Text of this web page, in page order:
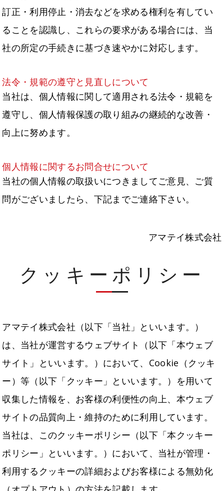
訂正・利用停止・消去などを求める権利を有してい
ることを認識し、これらの要求がある場合には、当
社の所定の手続きに基づき速やかに対応します。
法令・規範の遵守と見直しについて
当社は、個人情報に関して適用される法令・規範を
遵守し、個人情報保護の取り組みの継続的な改善・
向上に努めます。
個人情報に関するお問合せについて
当社の個人情報の取扱いにつきましてご意見、ご質
問がございましたら、下記までご連絡下さい。
アマテイ株式会社
クッキーポリシー
アマテイ株式会社（以下「当社」といいます。）
は、当社が運営するウェブサイト（以下「本ウェブ
サイト」といいます。）において、Cookie（クッキ
ー）等（以下「クッキー」といいます。）を用いて
収集した情報を、お客様の利便性の向上、本ウェブ
サイトの品質向上・維持のために利用しています。
当社は、このクッキーポリシー（以下「本クッキー
ポリシー」といいます。）において、当社が管理・
利用するクッキーの詳細およびお客様による無効化